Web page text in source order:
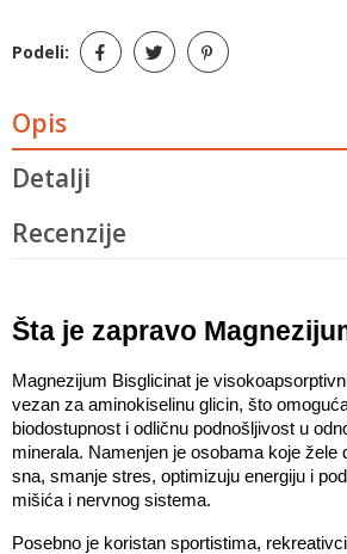
Podeli:
Opis
Detalji
Recenzije
Šta je zapravo
Magnezijum Bisglicinat je
vezan za aminokiselinu glicin, što
biodostupnost i odličnu podnošljivost u
minerala. Namenjen je osobama koje žele
sna, smanje stres, optimizuju energiju i
mišića i nervnog sistema.
Posebno je koristan sportistima,